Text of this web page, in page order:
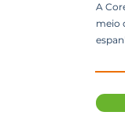
A
meio